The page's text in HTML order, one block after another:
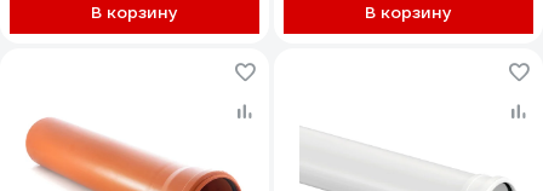
В корзину В корзину